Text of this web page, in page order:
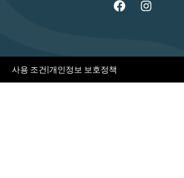
사용 조건|개인정보 보호정책